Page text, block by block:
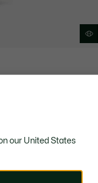
our United States